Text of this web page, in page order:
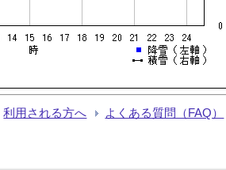
利用される方へ よくある質問（FAQ）